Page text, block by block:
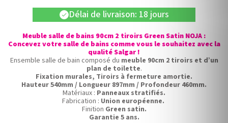
check Délai de livraison: 18 jours
Meuble salle de bains 90cm 2 tiroirs Green Satin NOJA :
Concevez votre salle de bains comme vous le souhaitez avec la
qualité Salgar !
Ensemble salle de bain composé du meuble 90cm 2 tiroirs et d’un
plan de toilette.
Fixation murales, Tiroirs à fermeture amortie.
Hauteur 540mm / Longueur 897mm / Profondeur 460mm.
Matériaux : Panneaux stratifiés.
Fabrication : Union européenne.
Finition Green satin.
Garantie 5 ans.